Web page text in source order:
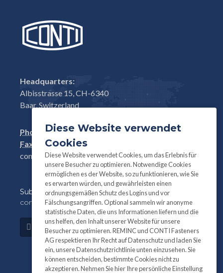
Headquarters:
Albisstrasse 15, CH-6340
Baar, Switzerland
Phone: +41(0)41 761 58 22
Fax:
+41(0)41 761 30 18
conti@contifasteners.ch
Subscribeto our newsletter for product and
company information:
Subscribe
Diese Website verwendet
Cookies
Diese Website verwendet Cookies, um das Erlebnis für
unsere Besucher zu optimieren. Notwendige Cookies
ermöglichen es der Website, so zu funktionieren, wie Sie
es erwarten würden, und gewährleisten einen
ordnungsgemäßen Schutz des Logins und vor
Fälschungsangriffen. Optional sammeln wir anonyme
statistische Daten, die uns Informationen liefern und die
uns helfen, den Inhalt unserer Website für unsere
Besucher zu optimieren. REMINC und CONTI Fasteners
AG respektieren Ihr Recht auf Datenschutz und laden Sie
ein, unsere Datenschutzrichtlinie unten einzusehen. Sie
können entscheiden, bestimmte Cookies nicht zu
akzeptieren. Nehmen Sie hier Ihre persönliche Einstellung